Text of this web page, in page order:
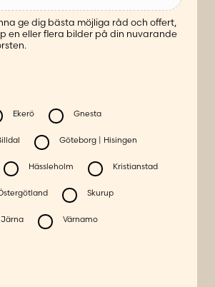
ge dig bästa möjliga råd och offert,
en eller flera bilder på din nuvarande
Ekerö Gnesta
Göteborg | Hisingen
Hässleholm Kristianstad
Skurup
Värnamo